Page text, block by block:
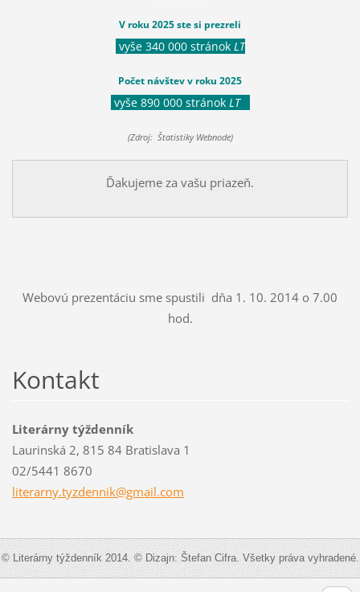
V roku 2025 ste si prezreli
vyše 340 000 stránok LT
Počet návštev v roku 2025
vyše 890 000 stránok LT
(Zdroj: Štatistiky Webnode)
Ďakujeme za vašu priazeň.
Webovú prezentáciu sme spustili dňa 1. 10. 2014 o 7.00
hod.
Kontakt
Literárny týždenník
Laurinská 2, 815 84 Bratislava 1
02/5441 8670
literarny.tyzdennik@gmail.com
© Literárny týždenník 2014. © Dizajn: Štefan Cifra. Všetky práva vyhradené.